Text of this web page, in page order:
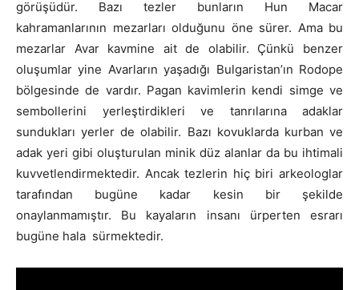
görüşüdür. Bazı tezler bunların Hun Macar
kahramanlarının mezarları olduğunu öne sürer. Ama bu
mezarlar Avar kavmine ait de olabilir. Çünkü benzer
oluşumlar yine Avarların yaşadığı Bulgaristan’ın Rodope
bölgesinde de vardır. Pagan kavimlerin kendi simge ve
sembollerini yerleştirdikleri ve tanrılarına adaklar
sundukları yerler de olabilir. Bazı kovuklarda kurban ve
adak yeri gibi oluşturulan minik düz alanlar da bu ihtimali
kuvvetlendirmektedir. Ancak tezlerin hiç biri arkeologlar
tarafından bugüne kadar kesin bir şekilde
onaylanmamıştır. Bu kayaların insanı ürperten esrarı
bugüne hala sürmektedir.